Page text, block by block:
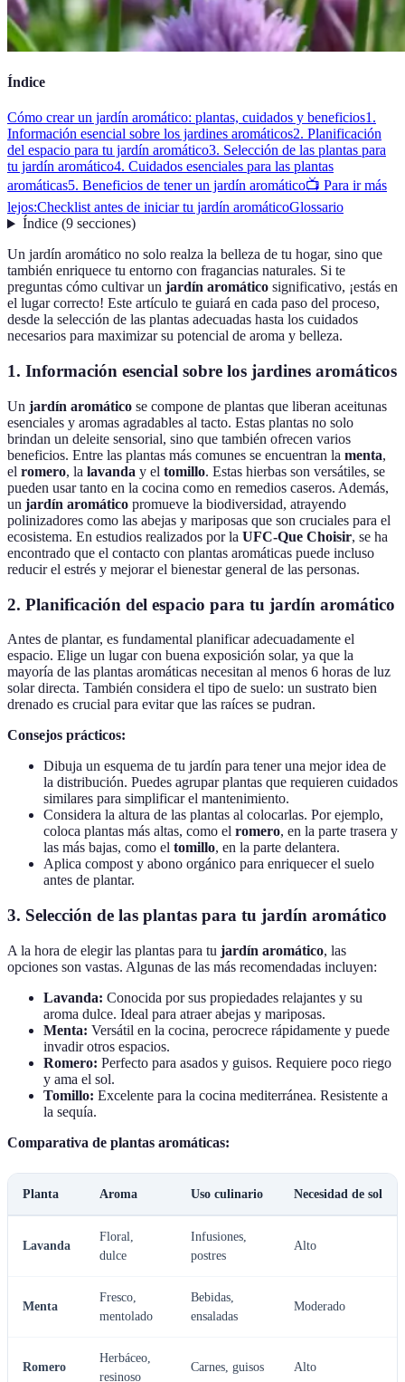
Índice
Cómo crear un jardín aromático: plantas, cuidados y beneficios1.
Información esencial sobre los jardines aromáticos2. Planificación
del espacio para tu jardín aromático3. Selección de las plantas para
tu jardín aromático4. Cuidados esenciales para las plantas
aromáticas5. Beneficios de tener un jardín aromático📺 Para ir más
lejos:Checklist antes de iniciar tu jardín aromáticoGlossario
Índice(9 secciones)
Un jardín aromático no solo realza la belleza de tu hogar, sino que
también enriquece tu entorno con fragancias naturales. Si te
preguntas cómo cultivar un jardín aromático significativo, ¡estás en
el lugar correcto! Este artículo te guiará en cada paso del proceso,
desde la selección de las plantas adecuadas hasta los cuidados
necesarios para maximizar su potencial de aroma y belleza.
1. Información esencial sobre los jardines aromáticos
Un jardín aromático se compone de plantas que liberan aceitunas
esenciales y aromas agradables al tacto. Estas plantas no solo
brindan un deleite sensorial, sino que también ofrecen varios
beneficios. Entre las plantas más comunes se encuentran la menta,
el romero, la lavanda y el tomillo. Estas hierbas son versátiles, se
pueden usar tanto en la cocina como en remedios caseros. Además,
un jardín aromático promueve la biodiversidad, atrayendo
polinizadores como las abejas y mariposas que son cruciales para el
ecosistema. En estudios realizados por la UFC-Que Choisir, se ha
encontrado que el contacto con plantas aromáticas puede incluso
reducir el estrés y mejorar el bienestar general de las personas.
2. Planificación del espacio para tu jardín aromático
Antes de plantar, es fundamental planificar adecuadamente el
espacio. Elige un lugar con buena exposición solar, ya que la
mayoría de las plantas aromáticas necesitan al menos 6 horas de luz
solar directa. También considera el tipo de suelo: un sustrato bien
drenado es crucial para evitar que las raíces se pudran.
Consejos prácticos:
Dibuja un esquema de tu jardín para tener una mejor idea de
la distribución. Puedes agrupar plantas que requieren cuidados
similares para simplificar el mantenimiento.
Considera la altura de las plantas al colocarlas. Por ejemplo,
coloca plantas más altas, como el romero, en la parte trasera y
las más bajas, como el tomillo, en la parte delantera.
Aplica compost y abono orgánico para enriquecer el suelo
antes de plantar.
3. Selección de las plantas para tu jardín aromático
A la hora de elegir las plantas para tu jardín aromático, las
opciones son vastas. Algunas de las más recomendadas incluyen:
Lavanda: Conocida por sus propiedades relajantes y su
aroma dulce. Ideal para atraer abejas y mariposas.
Menta: Versátil en la cocina, perocrece rápidamente y puede
invadir otros espacios.
Romero: Perfecto para asados y guisos. Requiere poco riego
y ama el sol.
Tomillo: Excelente para la cocina mediterránea. Resistente a
la sequía.
Comparativa de plantas aromáticas:
Planta Aroma Uso culinario Necesidad de sol
Lavanda
Floral,
dulce
Infusiones,
postres
Alto
Menta
Fresco,
mentolado
Bebidas,
ensaladas
Moderado
Romero
Herbáceo,
resinoso
Carnes, guisos Alto